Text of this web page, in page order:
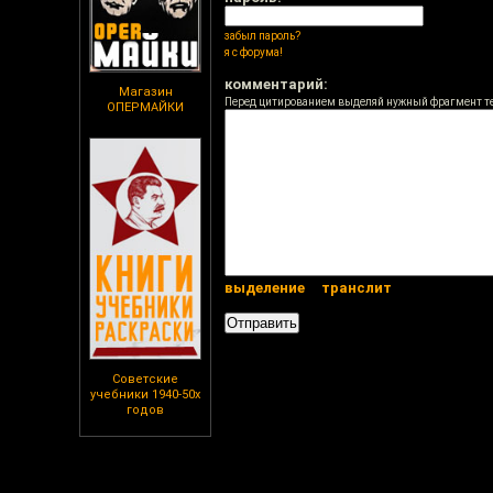
Магазин
ОПЕРМАЙКИ
Советские
учебники 1940-50х
годов
забыл пароль?
я с форума!
комментарий:
Перед цитированием выделяй нужный фрагмент
выделение транслит